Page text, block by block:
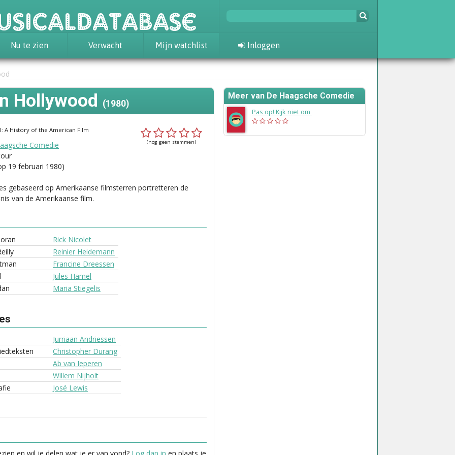
Nu te zien Verwacht Mijn watchlist Inloggen
Hollywood (1980)
A History of the American Film
(nog geen stemmen)
Comedie
19 februari 1980)
gebaseerd op Amerikaanse filmsterren portretteren de
van de Amerikaanse film.
Rick Nicolet
Reinier Heidemann
Francine Dreessen
Jules Hamel
Maria Stiegelis
Jurriaan Andriessen
Christopher Durang
Ab van Ieperen
Willem Nijholt
José Lewis
Meer van De Haagsche Comedie
Pas op! Kijk niet om